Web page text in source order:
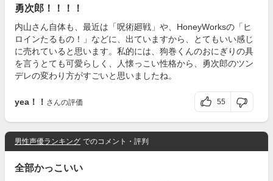
勇次郎！！！！
内山さん自体も、最近は「呪術廻戦」や、HoneyWorksの「ヒ
ロインたるもの！」などに、出ていますから、とてもいい感じ
に売れていると思います。私的には、狗巻くんのおにぎりの具
を言うとても可愛らしく、人懐っこい性格から、勇次郎のツン
デレの変わり方がすごいと思いましたね。
yea！！ さんの評価 55
男性声優ランキング でのコメント・評判
全部かっこいい